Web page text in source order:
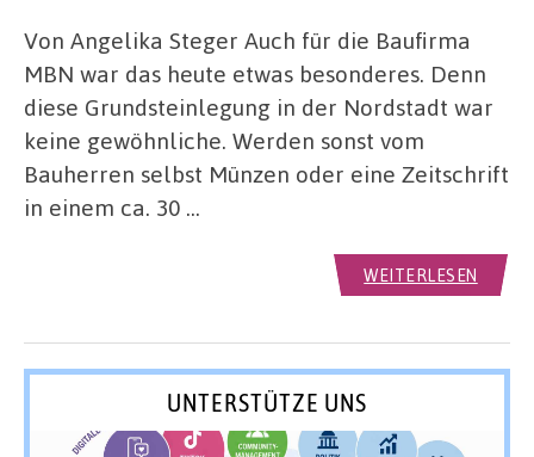
Von Angelika Steger Auch für die Baufirma
MBN war das heute etwas besonderes. Denn
diese Grundsteinlegung in der Nordstadt war
keine gewöhnliche. Werden sonst vom
Bauherren selbst Münzen oder eine Zeitschrift
in einem ca. 30 …
WEITERLESEN
UNTERSTÜTZE UNS